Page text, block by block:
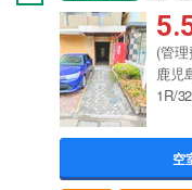
(管
鹿児
1R/
空